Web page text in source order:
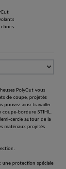
PolyCut vous
de coupe, projetés
pouvez ainsi travailler
bordure STIHL.
cercle autour de la
matériaux projetés
une protection spéciale